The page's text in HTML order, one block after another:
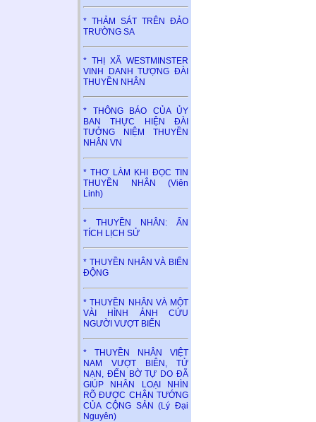
* THẢM SÁT TRÊN ĐẢO
TRƯỜNG SA
* THỊ XÃ WESTMINSTER
VINH DANH TƯỢNG ĐÀI
THUYỀN NHÂN
* THÔNG BÁO CỦA ỦY
BAN THỰC HIỆN ĐÀI
TƯỞNG NIỆM THUYỀN
NHÂN VN
* THƠ LÀM KHI ĐỌC TIN
THUYỀN NHÂN (Viên
Linh)
* THUYỀN NHÂN: ẤN
TÍCH LỊCH SỬ
* THUYỀN NHÂN VÀ BIỂN
ĐỘNG
* THUYỀN NHÂN VÀ MỘT
VÀI HÌNH ẢNH CỨU
NGƯỜI VƯỢT BIỂN
* THUYỀN NHÂN VIỆT
NAM VƯỢT BIÊN, TỬ
NẠN, ĐẾN BỜ TỰ DO ĐÃ
GIÚP NHÂN LOẠI NHÌN
RÕ ĐƯỢC CHÂN TƯỚNG
CỦA CỘNG SẢN (Lý Đại
Nguyên)